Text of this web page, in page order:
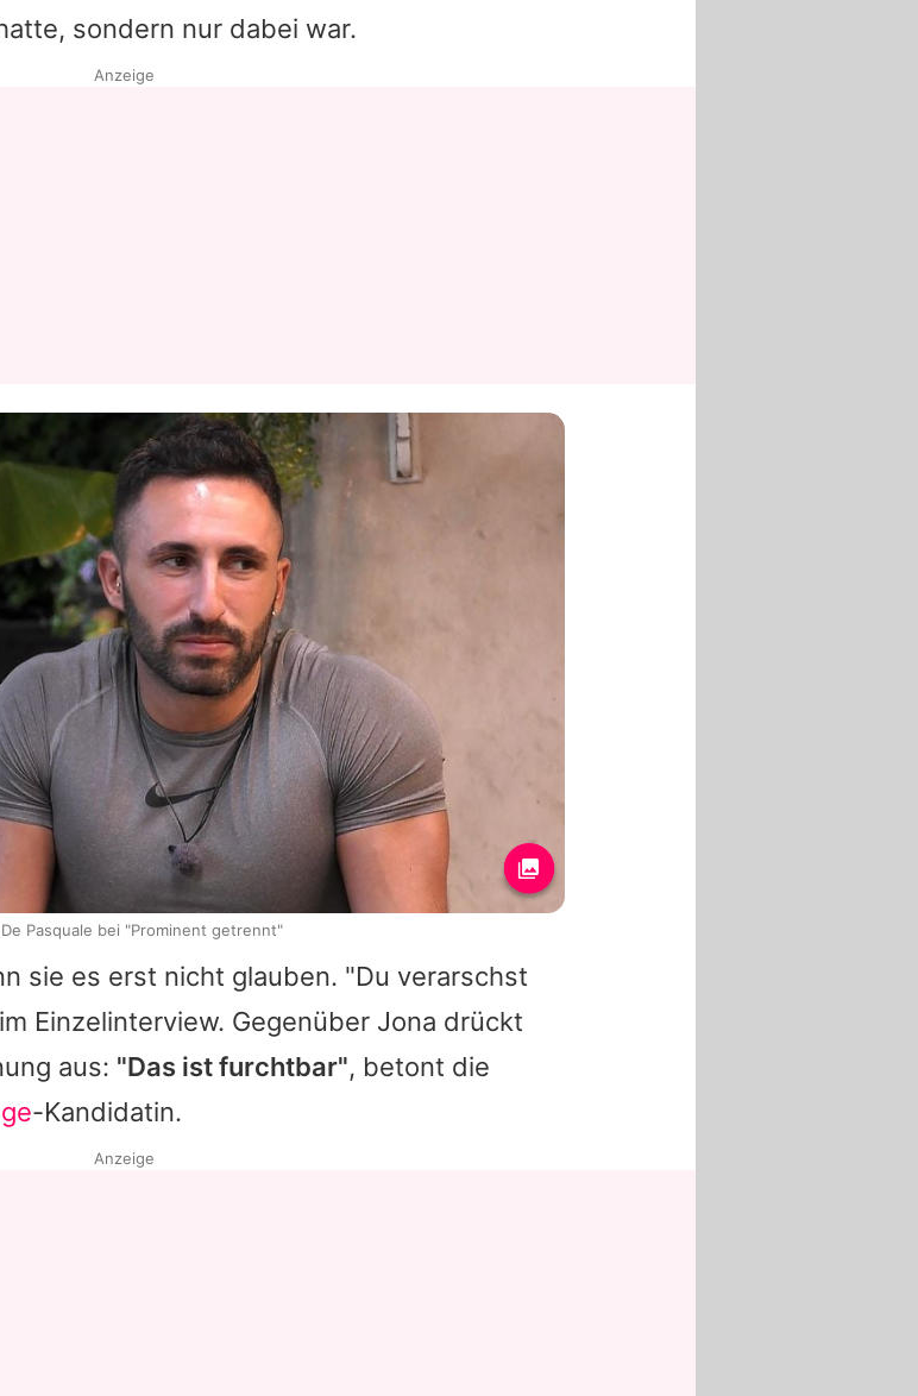
sondern nur dabei war.
sie es erst nicht glauben. "Du verarschst
Einzelinterview. Gegenüber Jona drückt
aus: "Das ist furchtbar", betont die
-Kandidatin.
Anzeige
Pasquale bei "Prominent getrennt"
Anzeige